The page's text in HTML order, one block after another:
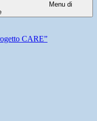
Menu di
CARE”